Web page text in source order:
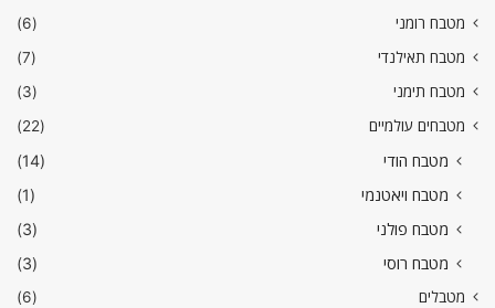
מטבח רומני
(6)
מטבח תאילנדי
(7)
מטבח תימני
(3)
מטבחים עולמיים
(22)
מטבח הודי
(14)
מטבח ויאטנמי
(1)
מטבח פולני
(3)
מטבח רוסי
(3)
מטבלים
(6)